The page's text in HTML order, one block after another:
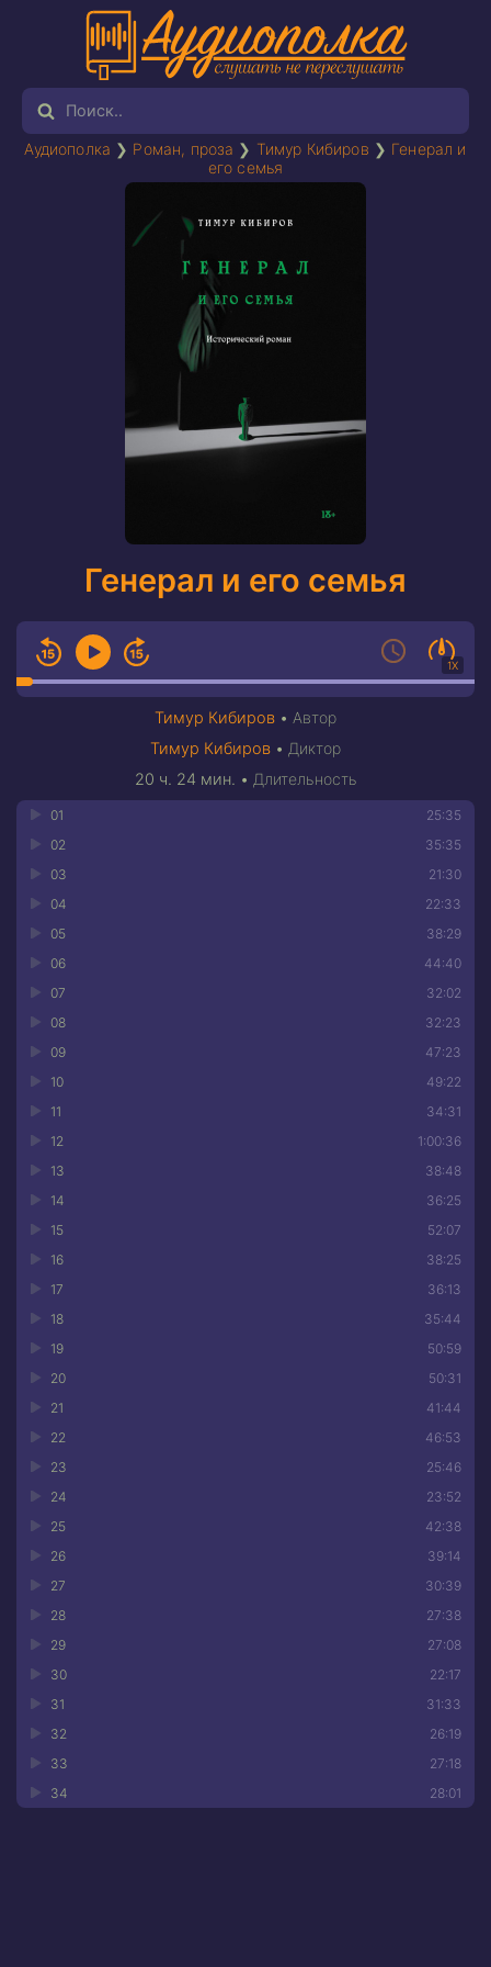
Аудиополка ❯ Роман, проза ❯ Тимур Кибиров ❯ Генерал и
его семья
Генерал и его семья
1X
Тимур Кибиров • Автор
Тимур Кибиров • Диктор
20 ч. 24 мин. • Длительность
25:35
01
35:35
02
21:30
03
22:33
04
38:29
05
44:40
06
32:02
07
32:23
08
47:23
09
49:22
10
34:31
11
1:00:36
12
38:48
13
36:25
14
52:07
15
38:25
16
36:13
17
35:44
18
50:59
19
50:31
20
41:44
21
46:53
22
25:46
23
23:52
24
42:38
25
39:14
26
30:39
27
27:38
28
27:08
29
22:17
30
31:33
31
26:19
32
27:18
33
28:01
34